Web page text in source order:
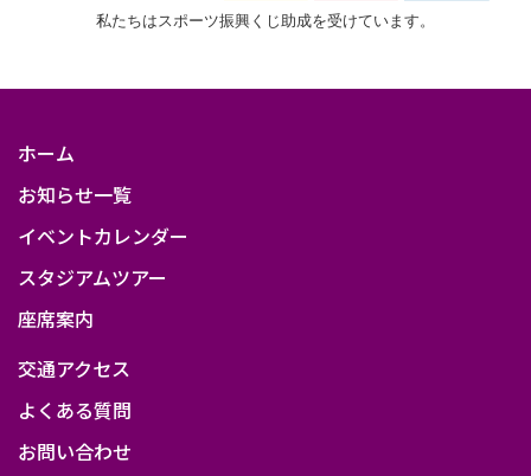
ド
グ
ル
ー
プ
第
10
私たちはスポーツ振興くじ助成を受けています。
ホーム
お知らせ一覧
イベントカレンダー
スタジアムツアー
座席案内
交通アクセス
よくある質問
お問い合わせ